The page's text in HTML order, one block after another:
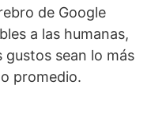
de Google
a las humanas,
gustos sean lo más
promedio.